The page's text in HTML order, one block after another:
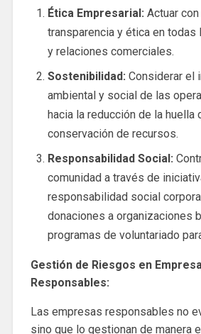
Ética Empresarial: Actuar
transparencia y ética en todas
y relaciones comerciales.
Sostenibilidad: Considerar el
ambiental y social de las
hacia la reducción de la huella
conservación de recursos.
Responsabilidad Social:
comunidad a través de
responsabilidad social
donaciones a organizaciones
programas de voluntariado
Gestión de Riesgos en
Responsables:
Las empresas responsables no
sino que lo gestionan de manera